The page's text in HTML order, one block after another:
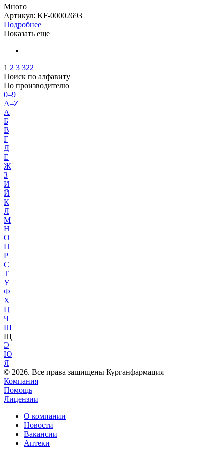
Много
Артикул: KF-00002693
Подробнее
Показать еще
1 2 3 322
Поиск по алфавиту
По производителю
0–9
A–Z
А
Б
В
Г
Д
Е
Ж
З
И
Й
К
Л
М
Н
О
П
Р
С
Т
У
Ф
Х
Ц
Ч
Ш
Щ
Э
Ю
Я
© 2026. Все права защищены Курганфармация
Компания
Помощь
Лицензии
О компании
Новости
Вакансии
Аптеки